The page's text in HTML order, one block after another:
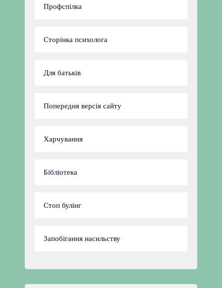
Профспілка
Сторінка психолога
Для батьків
Попередня версія сайту
Харчування
Бібліотека
Стоп булінг
Запобігання насильству